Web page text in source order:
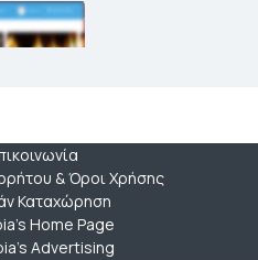
& Όροι Χρήσης
Καταχώρηση
Home Page
Advertising